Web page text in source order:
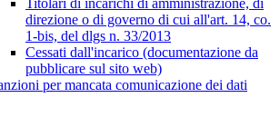
Titolari di incarichi di amministrazione, di
direzione o di governo di cui all'art. 14, co.
1-bis, del dlgs n. 33/2013
Cessati dall'incarico (documentazione da
pubblicare sul sito web)
per mancata comunicazione dei dati